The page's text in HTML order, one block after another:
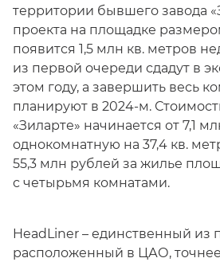
территории бывшего завода
проекта на площадке
появится 1,5 млн кв. метров
из первой очереди сдадут в
этом году, а завершить весь
планируют в 2024-м.
«Зиларте» начинается от 7,1
однокомнатную на 37,4 кв.
55,3 млн рублей за жилье
с четырьмя комнатами.
HeadLiner – единственный из
расположенный в ЦАО, точнее